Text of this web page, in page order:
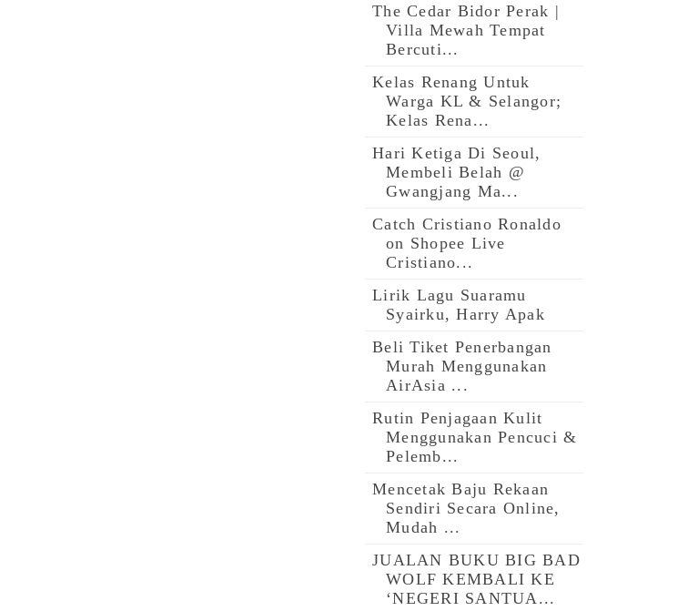
The Cedar Bidor Perak |
Villa Mewah Tempat
Bercuti...
Kelas Renang Untuk
Warga KL & Selangor;
Kelas Rena...
Hari Ketiga Di Seoul,
Membeli Belah @
Gwangjang Ma...
Catch Cristiano Ronaldo
on Shopee Live
Cristiano...
Lirik Lagu Suaramu
Syairku, Harry Apak
Beli Tiket Penerbangan
Murah Menggunakan
AirAsia ...
Rutin Penjagaan Kulit
Menggunakan Pencuci &
Pelemb...
Mencetak Baju Rekaan
Sendiri Secara Online,
Mudah ...
JUALAN BUKU BIG BAD
WOLF KEMBALI KE
‘NEGERI SANTUA...